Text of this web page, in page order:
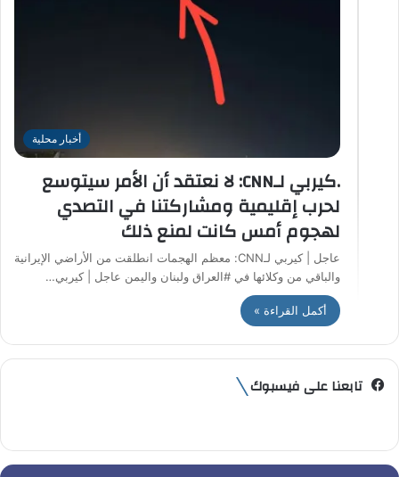
أخبار محلية
.كيربي لـCNN: لا نعتقد أن الأمر سيتوسع
لحرب إقليمية ومشاركتنا في التصدي
لهجوم أمس كانت لمنع ذلك
عاجل | كيربي لـCNN: معظم الهجمات انطلقت من الأراضي الإيرانية
والباقي من وكلائها في #العراق ولبنان واليمن عاجل | كيربي…
أكمل القراءة »
تابعنا على فيسبوك